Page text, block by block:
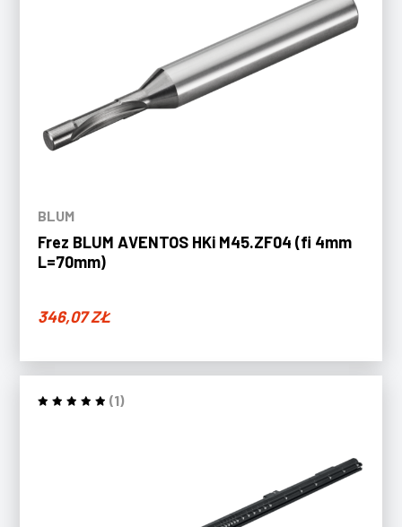
BLUM
Frez BLUM AVENTOS HKi M45.ZF04 (fi 4mm
L=70mm)
346,07ZŁ
(1)